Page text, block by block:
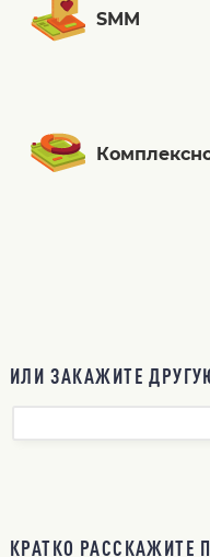
SMM
ИЛИ ЗАКАЖИТЕ
КРАТКО РАССКАЖИТЕ